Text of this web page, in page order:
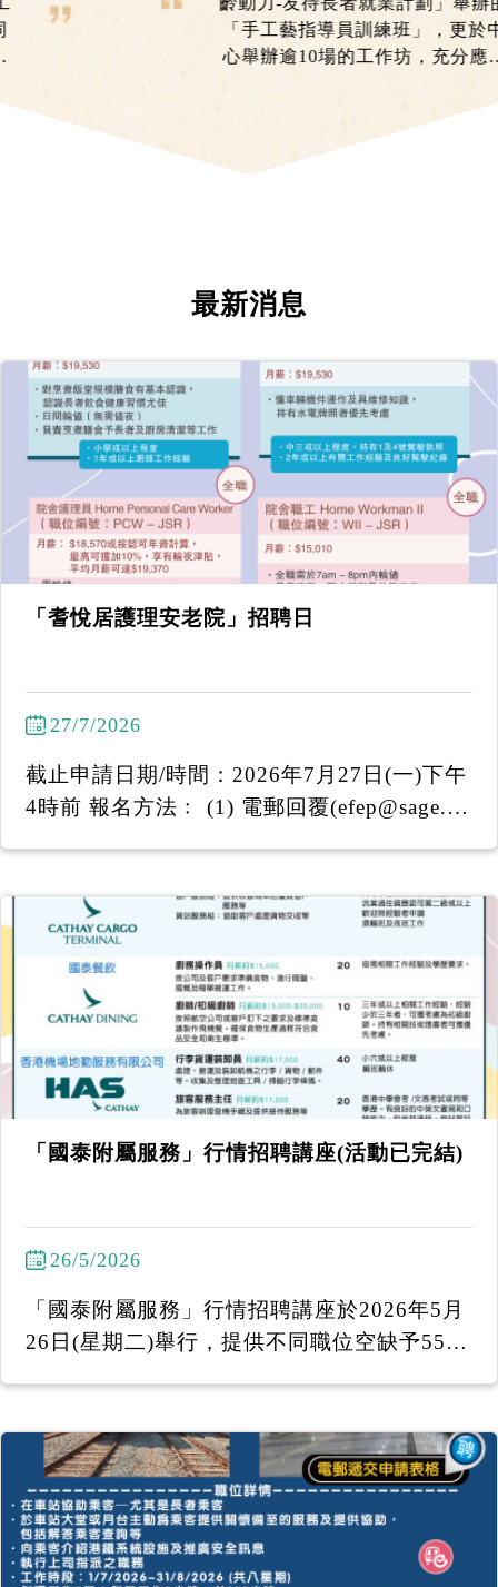
「手工藝指導員訓練班」，更於中
心舉辦逾10場的工作坊，充分應用
課程所學和實踐自己才能。每當看
見參與者由沒有信心到完成作品所
露出的滿足笑容時，便是她成為手
作導師的最大動力。
最新消息
「耆悅居護理安老院」招聘日
27/7/2026
截止申請日期/時間：2026年7月27日(一)下午
4時前 報名方法﹕ (1) 電郵回覆(efep@sage.or
日 日期：2026年7月28日（星期二） 時間：
下午2:30至下午3:15
「國泰附屬服務」行情招聘講座(活動已完結)
26/5/2026
「國泰附屬服務」行情招聘講座於2026年5月
26日(星期二)舉行，提供不同職位空缺予55
6431 0320 報名！ 截止報名：2026年5月22
日下午3時 (名額有限，先到先得。) ------------
------------------- 「國泰附屬服務」行情招聘講
座 2026年5月26日(二)︱下午2時30分至下午4
時 地址：耆康會陳登匯駿天地 九龍油麻地東